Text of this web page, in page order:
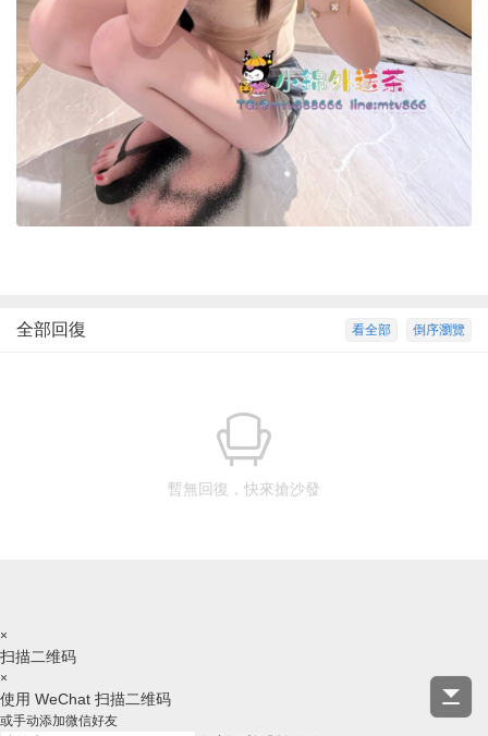
倒序瀏覽
看全部
全部回復
暫無回復，快來搶沙發
×
扫描二维码
×
使用 WeChat 扫描二维码
或手动添加微信好友